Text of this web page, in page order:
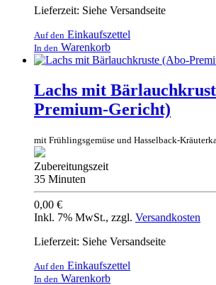
Lieferzeit: Siehe Versandseite
Auf den Einkaufszettel
In den Warenkorb
Lachs mit
Premium-Gericht)
mit Frühlingsgemüse und Hasselback-
Zubereitungszeit
35 Minuten
0,00 €
Inkl. 7% MwSt., zzgl. Versandkosten
Lieferzeit: Siehe Versandseite
Auf den Einkaufszettel
In den Warenkorb